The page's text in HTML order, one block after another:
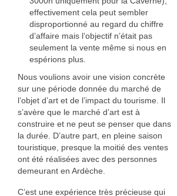
effectivement cela peut sembler
disproportionné au regard du chiffre
d’affaire mais l’objectif n’était pas
seulement la vente même si nous en
espérions plus.
Nous voulions avoir une vision concrète
sur une période donnée du marché de
l’objet d’art et de l’impact du tourisme. Il
s’avère que le marché d’art est à
construire et ne peut se penser que dans
la durée. D’autre part, en pleine saison
touristique, presque la moitié des ventes
ont été réalisées avec des personnes
demeurant en Ardèche.
C’est une expérience très précieuse qui